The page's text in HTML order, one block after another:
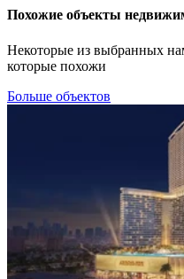
Похожие объекты
Некоторые из выбранных
которые похожи
Больше объектов